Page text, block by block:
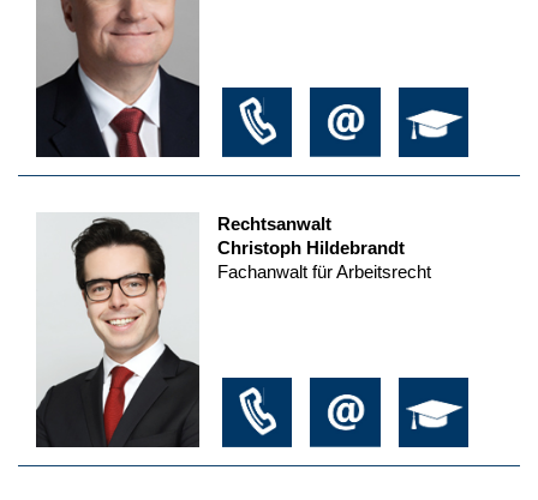
Rechtsanwalt
Christoph Hildebrandt
Fachanwalt für Arbeitsrecht